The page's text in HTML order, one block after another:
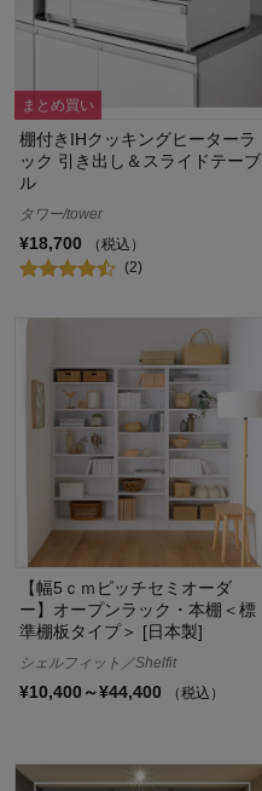
まとめ買い
棚付きIHクッキングヒーターラ
ック 引き出し＆スライドテーブ
ル
タワー/tower
¥18,700
（税込）
(2)
【幅5ｃｍピッチセミオーダ
ー】オープンラック・本棚＜標
準棚板タイプ＞ [日本製]
シェルフィット／Shelfit
¥10,400～¥44,400 （税込）